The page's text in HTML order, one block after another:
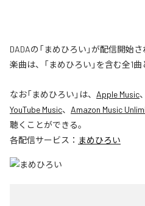
DADAの「まめひろい」が配信開始
楽曲は、「まめひろい」を含む全1曲
なお「まめひろい 」は、 Apple Music、
YouTube Music、 Amazon Music
聴くことができる。
各配信サービス： まめひろい